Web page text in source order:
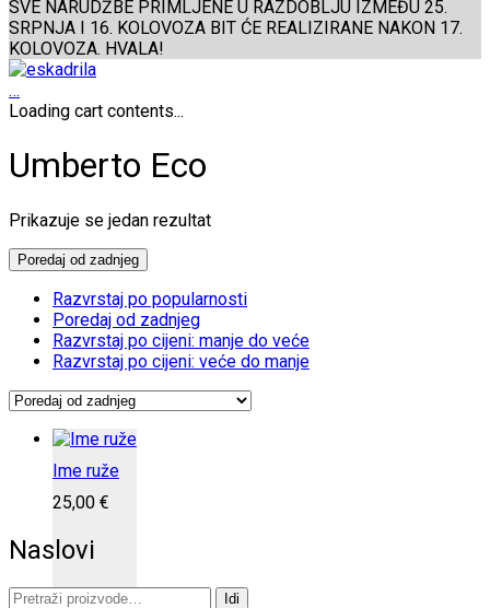
SVE NARUDŽBE PRIMLJENE U RAZDOBLJU IZMEĐU 25.
SRPNJA I 16. KOLOVOZA BIT ĆE REALIZIRANE NAKON 17.
KOLOVOZA. HVALA!
…
Loading cart contents...
Umberto Eco
Prikazuje se jedan rezultat
Poredaj od zadnjeg
Razvrstaj po popularnosti
Poredaj od zadnjeg
Razvrstaj po cijeni: manje do veće
Razvrstaj po cijeni: veće do manje
Ime ruže
25,00 €
Naslovi
Pretraži: Idi